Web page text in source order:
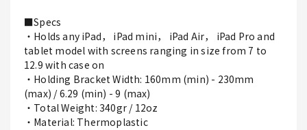
■Specs
・Holds any iPad， iPad mini， iPad Air， iPad Pro and
tablet model with screens ranging in size from 7 to
12.9 with case on
・Holding Bracket Width: 160mm (min) - 230mm
(max) / 6.29 (min) - 9 (max)
・Total Weight: 340gr / 12oz
・Material: Thermoplastic